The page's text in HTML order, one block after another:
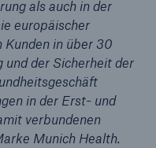
als auch in der
europäischer
in über 30
und der Sicherheit der
in der Erst- und
verbundenen
Munich Health.